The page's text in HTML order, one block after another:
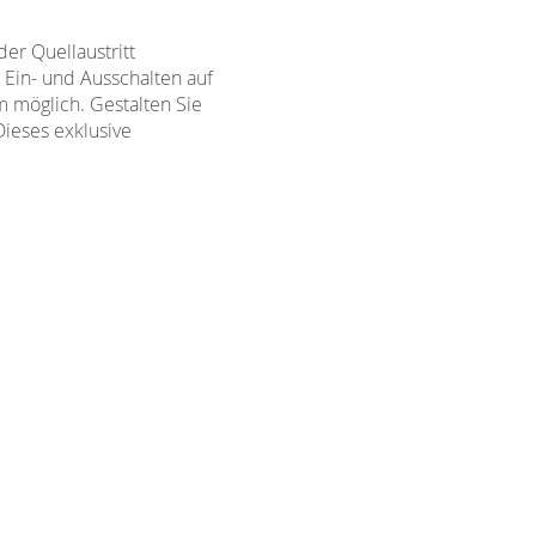
Quellaustritt
und Ausschalten auf
möglich. Gestalten Sie
exklusive